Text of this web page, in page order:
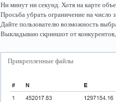
Ни минут ни секунд. Хотя на карте
Просьба убрать ограничение на число
Дайте пользователю возможность
Выкладываю скриншот от конкурентов,
Прикрепленные файлы